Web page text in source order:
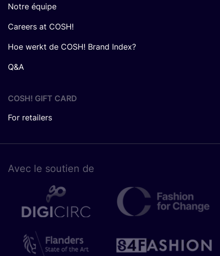
Notre équipe
Careers at COSH!
Hoe werkt de COSH! Brand Index?
Q&A
COSH! GIFT CARD
For retailers
Avec le sou­tien de